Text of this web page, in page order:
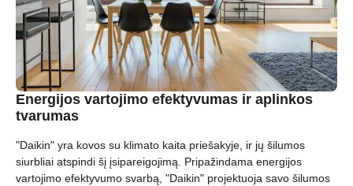
Energijos vartojimo efektyvumas ir aplinkos
tvarumas
"Daikin" yra kovos su klimato kaita priešakyje, ir jų šilumos
siurbliai atspindi šį įsipareigojimą. Pripažindama energijos
vartojimo efektyvumo svarbą, "Daikin" projektuoja savo šilumos